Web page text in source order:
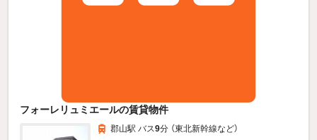
フォーレリュミエールの賃貸物件
郡山駅 バス9分 （東北新幹線など）